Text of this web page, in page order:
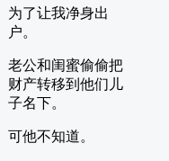
为了让我净身出
户。
老公和闺蜜偷偷把
财产转移到他们儿
子名下。
可他不知道。